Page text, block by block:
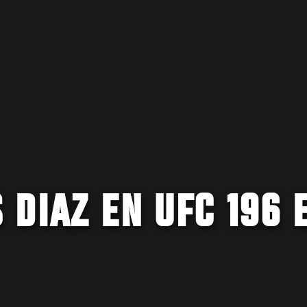
DIAZ EN UFC 196